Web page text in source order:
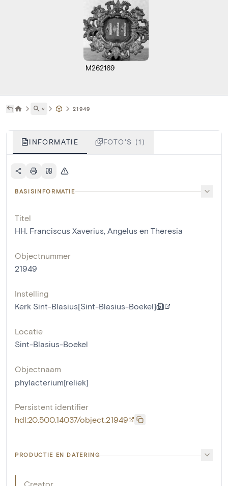
M262169
˅ 21949
INFORMATIE FOTO'S (1)
BASISINFORMATIE
Titel
HH. Franciscus Xaverius, Angelus en Theresia
Objectnummer
21949
Instelling
Kerk Sint-Blasius[Sint-Blasius-Boekel]
Locatie
Sint-Blasius-Boekel
Objectnaam
phylacterium[reliek]
Persistent identifier
hdl:20.500.14037/object.21949
PRODUCTIE EN DATERING
Creator